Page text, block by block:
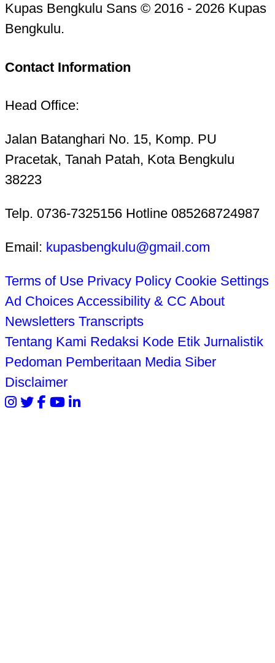
Kupas Bengkulu Sans © 2016 - 2026 Kupas
Bengkulu.
Contact Information
Head Office:
Jalan Batanghari No. 15, Komp. PU
Pracetak, Tanah Patah, Kota Bengkulu
38223
Telp. 0736-7325156 Hotline 085268724987
Email: kupasbengkulu@gmail.com
Terms of Use Privacy Policy Cookie Settings
Ad Choices Accessibility & CC About
Newsletters Transcripts
Tentang Kami Redaksi Kode Etik Jurnalistik
Pedoman Pemberitaan Media Siber
Disclaimer